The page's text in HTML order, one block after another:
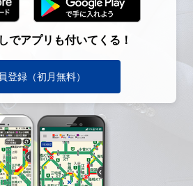
でアプリも付いてくる！
登録（初月無料）